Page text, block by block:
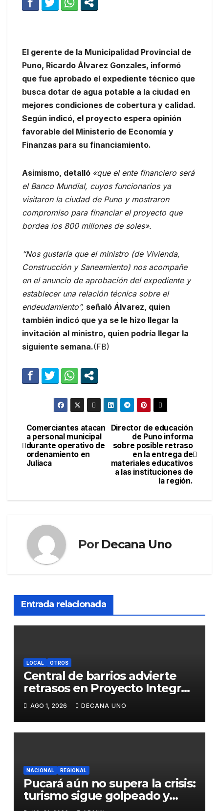
El gerente de la Municipalidad Provincial de
Puno, Ricardo Álvarez Gonzales, informó
que fue aprobado el expediente técnico que
busca dotar de agua potable a la ciudad en
mejores condiciones de cobertura y calidad.
Según indicó, el proyecto espera opinión
favorable del Ministerio de Economía y
Finanzas para su financiamiento.
Asimismo, detalló «que el ente financiero será
el Banco Mundial, cuyos funcionarios ya
visitaron la ciudad de Puno y mostraron
compromiso para financiar el proyecto que
bordea los 800 millones de soles».
“Nos gustaría que el ministro (de Vivienda,
Construcción y Saneamiento) nos acompañe
en el anuncio de aprobación del expediente y
establecer una relación técnica sobre el
endeudamiento”, señaló Álvarez, quien
también indicó que ya se le hizo llegar la
invitación al ministro, quien podría llegar la
siguiente semana.(FB)
Navegación
de
Director de educación
de Puno informa
sobre posible retraso
en la entrega de
materiales educativos
a las instituciones de
la región.
Comerciantes atacan
a personal municipal
durante operativo de
ordenamiento en
Juliaca
Por Decana Uno
Entrada relacionada
LOCAL OTROS
Central de barrios advierte
retrasos en Proyecto Integral
de Agua y Alcantarillado para
Juliaca
AGO 1, 2026 DECANA UNO
NACIONAL REGIONAL
Pucará aún no supera la crisis:
turismo sigue golpeado y
alcaldesa exige al nuevo